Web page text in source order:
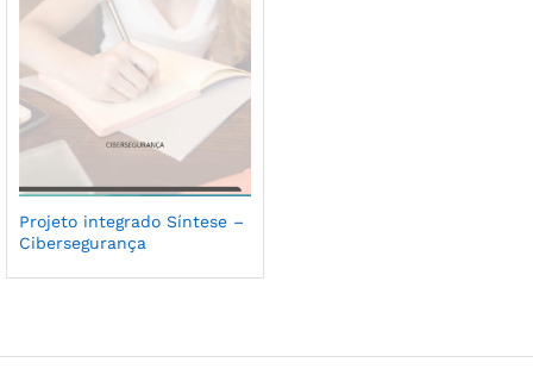
Projeto integrado Síntese –
Cibersegurança